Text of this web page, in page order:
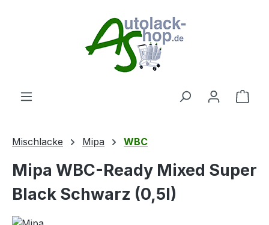
Mischlacke Mipa WBC
Mipa WBC-Ready Mixed Super
Black Schwarz (0,5l)